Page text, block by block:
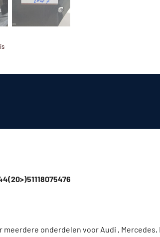
onderdelen voor Audi , Mercedes,